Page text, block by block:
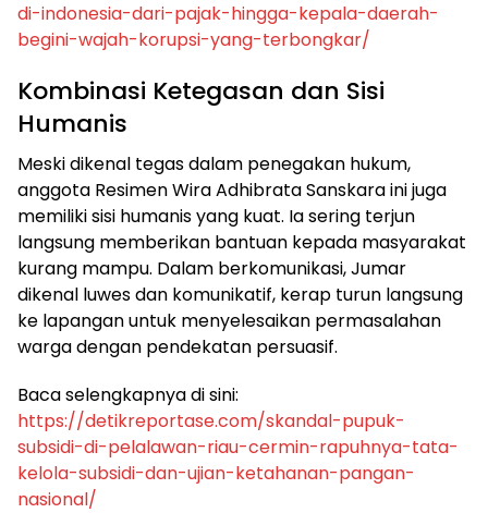
di-indonesia-dari-pajak-hingga-kepala-daerah-
begini-wajah-korupsi-yang-terbongkar/
​Kombinasi Ketegasan dan Sisi
Humanis
​Meski dikenal tegas dalam penegakan hukum,
anggota Resimen Wira Adhibrata Sanskara ini juga
memiliki sisi humanis yang kuat. Ia sering terjun
langsung memberikan bantuan kepada masyarakat
kurang mampu. Dalam berkomunikasi, Jumar
dikenal luwes dan komunikatif, kerap turun langsung
ke lapangan untuk menyelesaikan permasalahan
warga dengan pendekatan persuasif.
​Baca selengkapnya di sini:
https://detikreportase.com/skandal-pupuk-
subsidi-di-pelalawan-riau-cermin-rapuhnya-tata-
kelola-subsidi-dan-ujian-ketahanan-pangan-
nasional/